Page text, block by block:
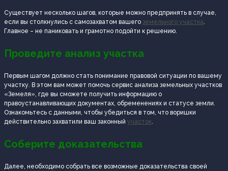
Существует несколько шагов, которые можно предпринять в случае,
если вы столкнулись с самозахватом вашего земельного участка.
Главное – не паниковать и грамотно подойти к решению.
Проведите анализ участка
Первым шагом должно стать понимание правовой ситуации по вашему
участку. В этом вам может помочь сервис анализа земельных участков
«Земеля», где вы сможете получить информацию о
правоустанавливающих документах, обременениях и статусе земли.
Ознакомьтесь с данными, чтобы убедиться в том, что воришки
действительно захватили ваш законный участок.
Соберите доказательства
Далее, необходимо собрать все возможные доказательства своей